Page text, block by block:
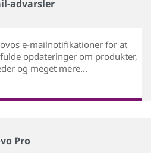
advarsler
e-mailnotifikationer for at
opdateringer om produkter,
og meget mere...
Pro